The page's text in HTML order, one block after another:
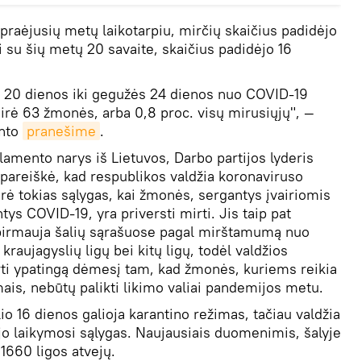
metų laikotarpiu, mirčių skaičius padidėjo
šių metų 20 savaite, skaičius padidėjo 16
dienos iki gegužės 24 dienos nuo COVID-19
63 žmonės, arba 0,8 proc. visų mirusiųjų", —
pranešime .
narys iš Lietuvos, Darbo partijos lyderis
kad respublikos valdžia koronaviruso
tokias sąlygas, kai žmonės, sergantys įvairiomis
COVID-19, yra priversti mirti. Jis taip pat
šalių sąrašuose pagal mirštamumą nuo
ligų bei kitų ligų, todėl valdžios
ypatingą dėmesį tam, kad žmonės, kuriems reikia
nebūtų palikti likimo valiai pandemijos metu.
16 dienos galioja karantino režimas, tačiau valdžia
laikymosi sąlygas. Naujausiais duomenimis, šalyje
ligos atvejų.